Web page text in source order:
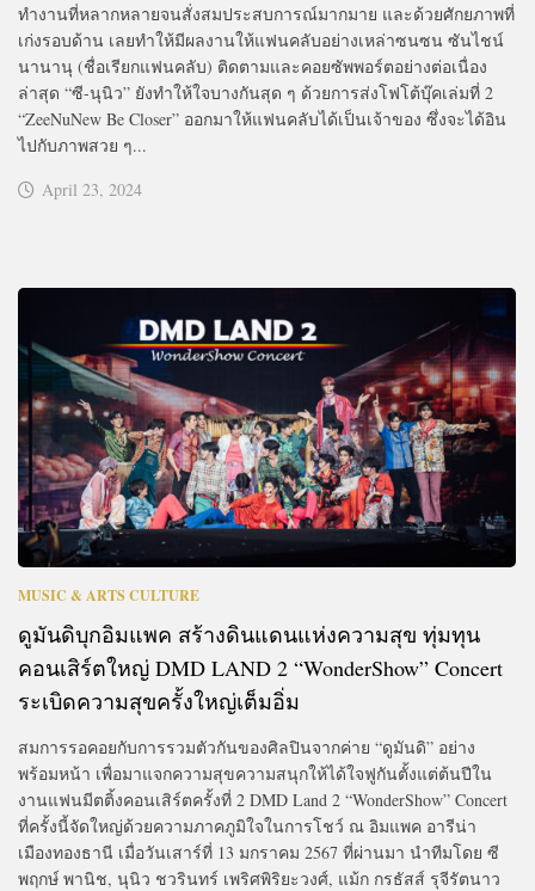
ทำงานที่หลากหลายจนสั่งสมประสบการณ์มากมาย และด้วยศักยภาพที่
เก่งรอบด้าน เลยทำให้มีผลงานให้แฟนคลับอย่างเหล่าซนซน ซันไชน์
นานานุ (ชื่อเรียกแฟนคลับ) ติดตามและคอยซัพพอร์ตอย่างต่อเนื่อง
ล่าสุด “ซี-นุนิว” ยังทำให้ใจบางกันสุด ๆ ด้วยการส่งโฟโต้บุ๊คเล่มที่ 2
“ZeeNuNew Be Closer” ออกมาให้แฟนคลับได้เป็นเจ้าของ ซึ่งจะได้อิน
ไปกับภาพสวย ๆ...
April 23, 2024
MUSIC & ARTS CULTURE
ดูมันดิบุกอิมแพค สร้างดินแดนแห่งความสุข ทุ่มทุน
คอนเสิร์ตใหญ่ DMD LAND 2 “WonderShow” Concert
ระเบิดความสุขครั้งใหญ่เต็มอิ่ม
สมการรอคอยกับการรวมตัวกันของศิลปินจากค่าย “ดูมันดิ” อย่าง
พร้อมหน้า เพื่อมาแจกความสุขความสนุกให้ได้ใจฟูกันตั้งแต่ต้นปีใน
งานแฟนมีตติ้งคอนเสิร์ตครั้งที่ 2 DMD Land 2 “WonderShow” Concert
ที่ครั้งนี้จัดใหญ่ด้วยความภาคภูมิใจในการโชว์ ณ อิมแพค อารีน่า
เมืองทองธานี เมื่อวันเสาร์ที่ 13 มกราคม 2567 ที่ผ่านมา นำทีมโดย ซี
พฤกษ์ พานิช, นุนิว ชวรินทร์ เพริศพิริยะวงศ์, แม้ก กรธัสส์ รุจีรัตนาว